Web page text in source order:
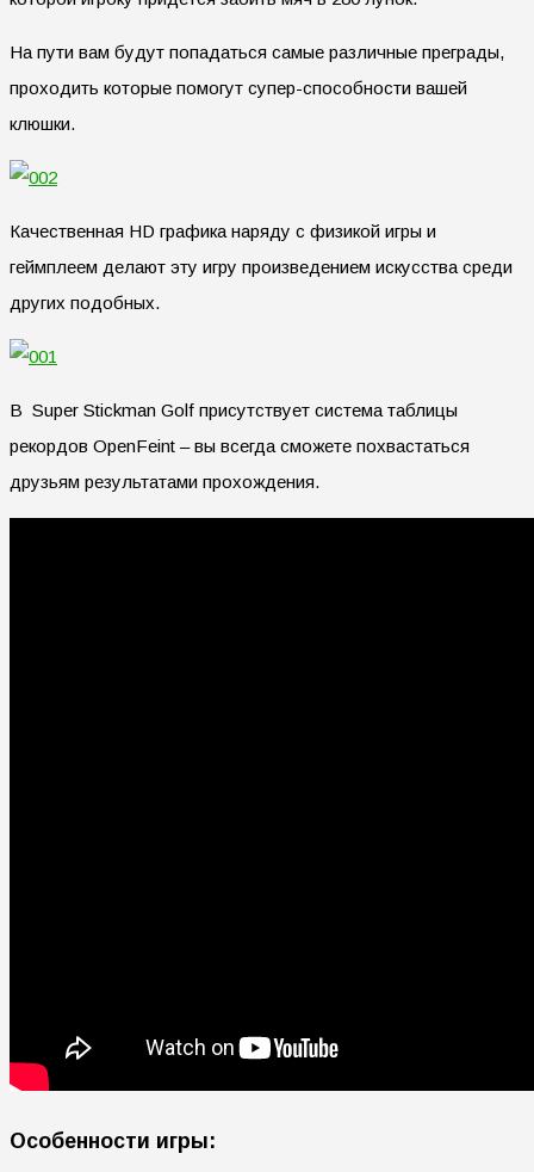
На пути вам будут попадаться самые различные преграды,
проходить которые помогут супер-способности вашей
клюшки.
Качественная HD графика наряду с физикой игры и
геймплеем делают эту игру произведением искусства среди
других подобных.
В Super Stickman Golf присутствует система таблицы
рекордов OpenFeint – вы всегда сможете похвастаться
друзьям результатами прохождения.
Особенности игры: